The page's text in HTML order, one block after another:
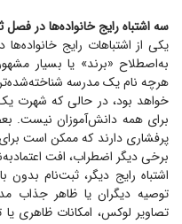
سه اشتباه رایج خانواده‌ها در
یکی از اشتباهات رایج
به‌اصطلاح «برند» یا بسیار
هرچه نام یک مدرسه شناخته‌شده‌تر
خواهد بود، در حالی که شهرت
برای همه دانش‌آموزان نیست.
پرفشاری دارند که ممکن است
برخی دیگر اضطراب، افت
اشتباه رایج دیگر، ثبت‌نام
توصیه دیگران یا ظاهر جذاب
تصاویر لوکس، امکانات ظاهری یا